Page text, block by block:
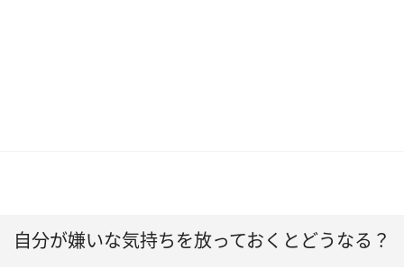
自分が嫌いな気持ちを放っておくとどうなる？